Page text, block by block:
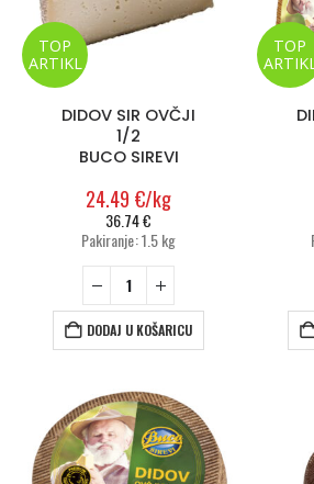
TOP
ARTIKL
DIDOV SIR OVČJI
1/2
BUCO SIREVI
24.49 €/kg
36.74€
Pakiranje: 1.5 kg
DODAJ U KOŠARICU
TOP